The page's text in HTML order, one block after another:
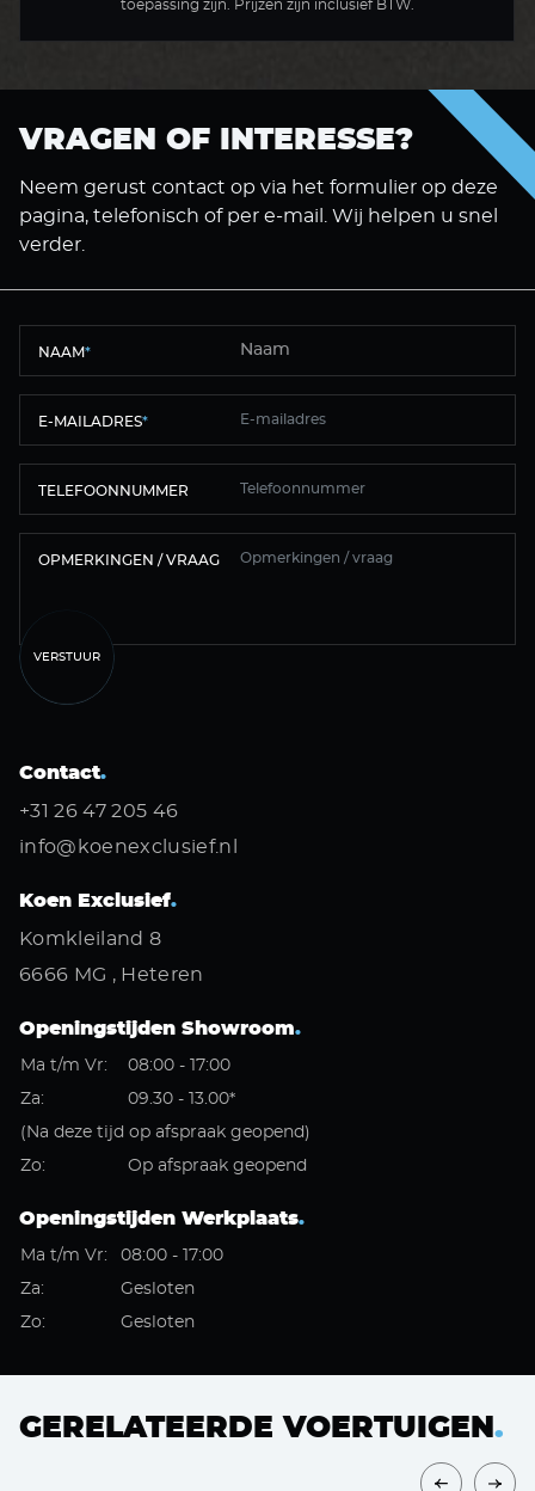
toepassing zijn. Prijzen zijn inclusief BTW.
VRAGEN OF INTERESSE?
Neem gerust contact op via het formulier op deze
pagina, telefonisch of per e-mail. Wij helpen u snel
verder.
NAAM*
E-MAILADRES*
TELEFOONNUMMER
OPMERKINGEN / VRAAG
VERSTUUR
Contact.
+31 26 47 205 46
info@koenexclusief.nl
Koen Exclusief.
Komkleiland 8
6666 MG , Heteren
Openingstijden Showroom.
Ma t/m Vr:
08:00 - 17:00
Za:
09.30 - 13.00*
(Na deze tijd op afspraak geopend)
Zo:
Op afspraak geopend
Openingstijden Werkplaats.
Ma t/m Vr:
08:00 - 17:00
Za:
Gesloten
Zo:
Gesloten
GERELATEERDE VOERTUIGEN.